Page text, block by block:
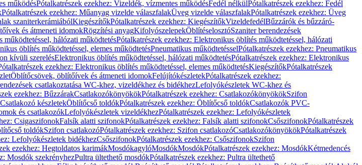
működésPótalkatrészek ezekhez: Vizeldék, vízmentes működésFedél nélkülPótalkatrészek ezekhez: Fedél
Pótalkatrészek ezekhez: Műanyag vizelde válaszfalakÜveg vizelde válaszfalakPótalkatrészek ezekhez: Üveg
szaniterkerámiábólKiegészítőkPótalkatrészek ezekhez: KiegészítőkVizeldefedélBűzzárók és bűzzáró-
és átmeneti idomokRögzítési anyagKifolyószelepekÖblítéselosztóSzaniter berendezések
működtetéssel, hálózati működtetésPótalkatrészek ezekhez: Elektronikus öblítés működtetéssel, hálózati
öblítés működtetéssel, elemes működtetésPneumatikus működtetésselPótalkatrészek ezekhez: Pneumatikus
kívüli szerelésElektronikus öblítés működtetéssel, hálózati működtetésPótalkatrészek ezekhez: Elektronikus
ezekhez: Elektronikus öblítés működtetéssel, elemes működtetésKiegészítőkPótalkatrészek
Öblítőcsövek, öblítőívek és átmeneti idomokFelújítókészletekPótalkatrészek ezekhez:
csatlakoztatása WC-khez, vizeldékhez és bidékhezLefolyókészletek WC-khez és
ezekhez: BűzzárakCsatlakozókönyökökPótalkatrészek ezekhez: CsatlakozókönyökökSzifon
készletekÖblítőcső toldókPótalkatrészek ezekhez: Öblítőcső toldókCsatlakozók PVC-
és csatlakozókLefolyókészletek vizeldékhezPótalkatrészek ezekhez: Lefolyókészletek
CsigaszifonokFalsík alatti szifonokPótalkatrészek ezekhez: Falsík alatti szifonokCsőszifonokPótalkatrészek
toldókSzifon csatlakozóPótalkatrészek ezekhez: Szifon csatlakozóCsatlakozókönyökökPótalkatrészek
Lefolyókészletek bidékhezCsőszifonokPótalkatrészek ezekhez: CsőszifonokSzifon
ezekhez: Hegtoldatos karimákMosdókagylóMosdókMosdókPótalkatrészek ezekhez: MosdókKétmedencés
Mosdók szekrényhezPultra ültethető mosdókPótalkatrészek ezekhez: Pultra ültethető